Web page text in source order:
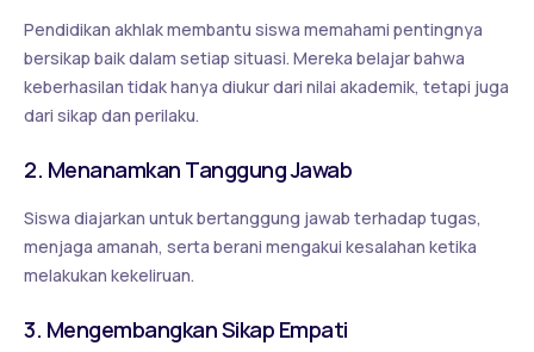
Pendidikan akhlak membantu siswa memahami pentingnya
bersikap baik dalam setiap situasi. Mereka belajar bahwa
keberhasilan tidak hanya diukur dari nilai akademik, tetapi juga
dari sikap dan perilaku.
2. Menanamkan Tanggung Jawab
Siswa diajarkan untuk bertanggung jawab terhadap tugas,
menjaga amanah, serta berani mengakui kesalahan ketika
melakukan kekeliruan.
3. Mengembangkan Sikap Empati